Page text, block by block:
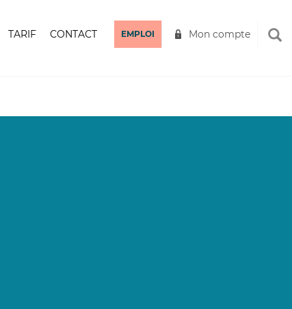
TARIF CONTACT EMPLOI Mon compte